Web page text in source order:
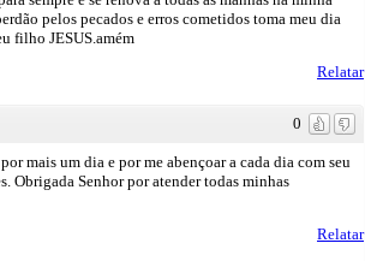
pelos pecados e erros cometidos toma meu dia
filho JESUS.amém
Relatar
0
mais um dia e por me abençoar a cada dia com seu
Obrigada Senhor por atender todas minhas
Relatar